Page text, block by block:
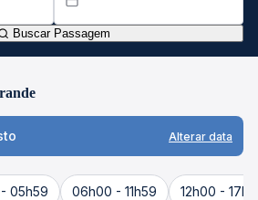
Buscar Passagem
Alterar data
05h59 06h00 - 11h59 12h00 -